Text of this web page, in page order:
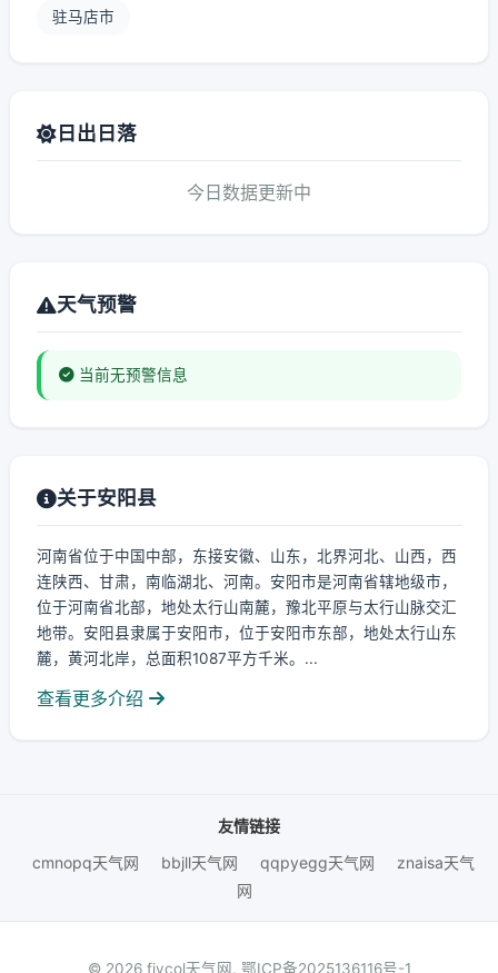
驻马店市
日出日落
今日数据更新中
天气预警
当前无预警信息
关于安阳县
河南省位于中国中部，东接安徽、山东，北界河北、山西，西
连陕西、甘肃，南临湖北、河南。安阳市是河南省辖地级市，
位于河南省北部，地处太行山南麓，豫北平原与太行山脉交汇
地带。安阳县隶属于安阳市，位于安阳市东部，地处太行山东
麓，黄河北岸，总面积1087平方千米。...
查看更多介绍
友情链接
cmnopq天气网
bbjll天气网 qqpyegg天气网
znaisa天气
网
© 2026 fiycol天气网. 鄂ICP备2025136116号-1